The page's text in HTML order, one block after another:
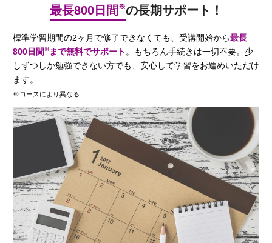
最長800日間※の長期サポート！
標準学習期間の2ヶ月で修了できなくても、受講開始から最長
800日間 ※ まで無料でサポート。もちろん手続きは一切不要。少
しずつしか勉強できない方でも、安心して学習をお進めいただけ
ます。
※コースにより異なる